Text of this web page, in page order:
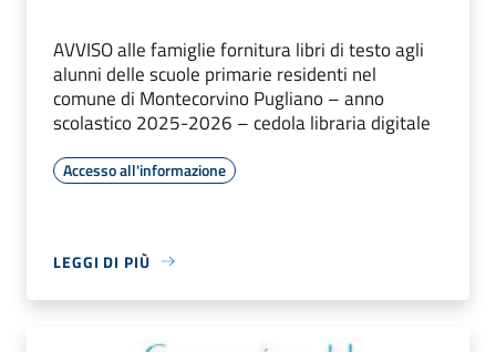
AVVISO alle famiglie fornitura libri di testo agli
alunni delle scuole primarie residenti nel
comune di Montecorvino Pugliano – anno
scolastico 2025-2026 – cedola libraria digitale
Accesso all'informazione
LEGGI DI PIÙ